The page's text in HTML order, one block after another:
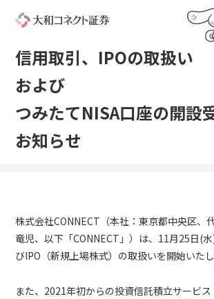
信用取引、IPOの取扱い
および
つみたてNISA口座の開設
お知らせ
株式会社CONNECT（本社：東京都中央区、
竜児、以下「CONNECT」）は、11月25日(
びIPO（新規上場株式）の取扱いを開始いたし
また、2021年初からの投資信託積立サービス